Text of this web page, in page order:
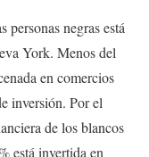
negras está
York. Menos del
en comercios
inversión. Por el
de los blancos
está invertida en